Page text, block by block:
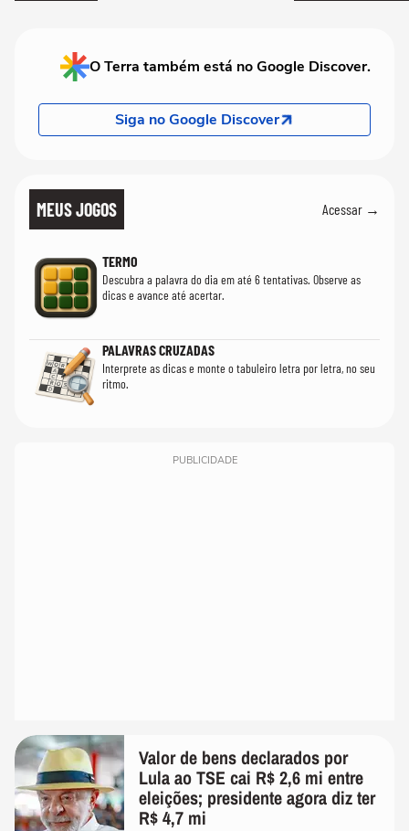
O Terra também está no Google Discover.
Siga no Google Discover
MEUS JOGOS Acessar →
TERMO
Descubra a palavra do dia em até 6 tentativas. Observe as
dicas e avance até acertar.
PALAVRAS CRUZADAS
Interprete as dicas e monte o tabuleiro letra por letra, no seu
ritmo.
PUBLICIDADE
Valor de bens declarados por
Lula ao TSE cai R$ 2,6 mi entre
eleições; presidente agora diz ter
R$ 4,7 mi